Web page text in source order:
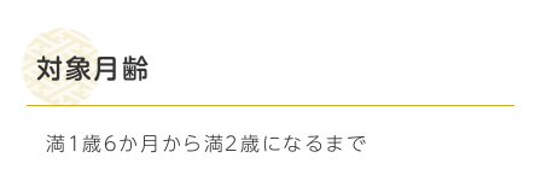
対象月齢
満1歳6か月から満2歳になるまで